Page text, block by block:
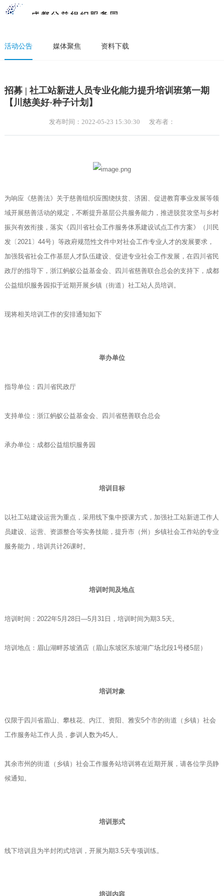
活动公告 媒体聚焦 资料下载
招募 | 社工站新进人员专业化能力提升培训班第一期
【川慈美好·种子计划】
发布时间：2022-05-23 15:30:30 发布者：
为响应《慈善法》关于慈善组织应围绕扶贫、济困、促进教育事业发展等领
域开展慈善活动的规定，不断提升基层公共服务能力，推进脱贫攻坚与乡村
振兴有效衔接，落实《四川省社会工作服务体系建设试点工作方案》（川民
发〔2021〕44号）等政府规范性文件中对社会工作专业人才的发展要求，
加强我省社会工作基层人才队伍建设、促进专业社会工作发展，在四川省民
政厅的指导下，浙江蚂蚁公益基金会、四川省慈善联合总会的支持下，成都
公益组织服务园拟于近期开展乡镇（街道）社工站人员培训。
现将相关培训工作的安排通知如下
举办单位
指导单位：四川省民政厅
支持单位：浙江蚂蚁公益基金会、四川省慈善联合总会
承办单位：成都公益组织服务园
培训目标
以社工站建设运营为重点，采用线下集中授课方式，加强社工站新进工作人
员建设、运营、资源整合等实务技能，提升市（州）乡镇社会工作站的专业
服务能力，培训共计26课时。
培训时间及地点
培训时间：2022年5月28日—5月31日，培训时间为期3.5天。
培训地点：眉山湖畔苏坡酒店（眉山东坡区东坡湖广场北段1号楼5层）
培训对象
仅限于四川省眉山、攀枝花、内江、资阳、雅安5个市的街道（乡镇）社会
工作服务站工作人员，参训人数为45人。
其余市州的街道（乡镇）社会工作服务站培训将在近期开展，请各位学员静
候通知。
培训形式
线下培训且为半封闭式培训，开展为期3.5天专项训练。
培训内容